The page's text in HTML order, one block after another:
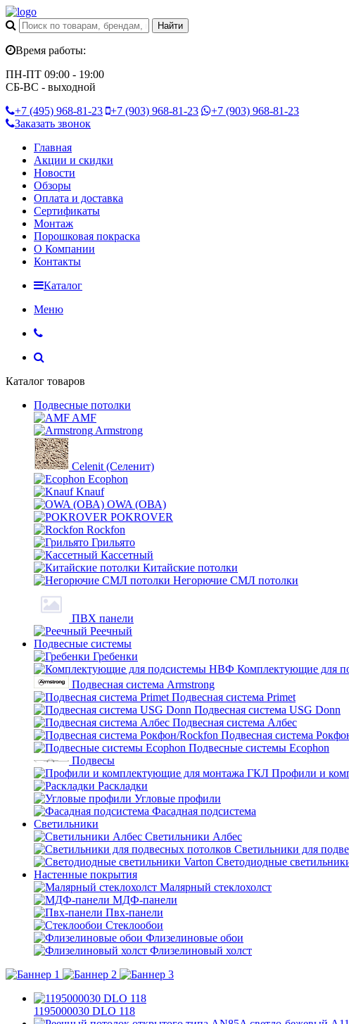
Время работы:
ПН-ПТ 09:00 - 19:00
СБ-ВС - выходной
+7 (495) 968-81-23 +7 (903) 968-81-23 +7 (903) 968-81-23
Заказать звонок
Главная
Акции и скидки
Новости
Обзоры
Оплата и доставка
Сертификаты
Монтаж
Порошковая покраска
О Компании
Контакты
Каталог
Меню
Каталог товаров
Подвесные потолки
AMF
Armstrong
Celenit (Селенит)
Ecophon
Knauf
OWA (ОВА)
POKROVER
Rockfon
Грильято
Кассетный
Китайские потолки
Негорючие СМЛ потолки
ПВХ панели
Реечный
Подвесные системы
Гребенки
Комплектующие для
Подвесная система Armstrong
Подвесная система Primet
Подвесная система USG Donn
Подвесная система Албес
Подвесная система
Подвесные системы Ecophon
Подвесы
Профили и
Раскладки
Угловые профили
Фасадная подсистема
Светильники
Светильники Албес
Светильники для
Светодиодные
Настенные покрытия
Малярный стеклохолст
МДФ-панели
Пвх-панели
Стеклообои
Флизелиновые обои
Флизелиновый холст
1195000030 DLO 118